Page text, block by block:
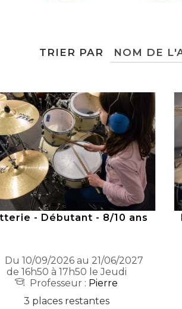
TRIER PAR
- Débutant - 8/10 ans
Du 10/09/2026 au 21/06/2027
de 16h50 à 17h50 le Jeudi
Professeur : Pierre
3 places restantes